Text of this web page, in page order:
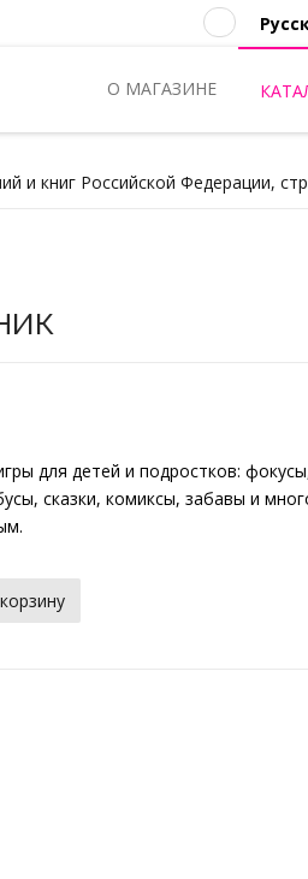
О МАГАЗИНЕ
и книг Российской Федерации,
для детей и подростков:
сказки, комиксы, забавы и